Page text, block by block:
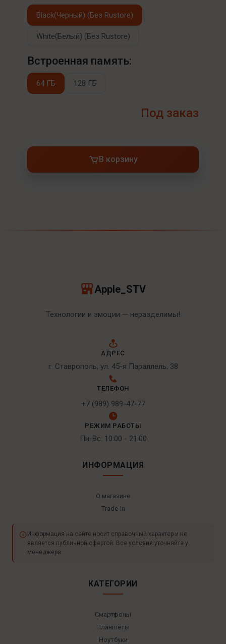
Black(Черный) (Без Rustore)
White(Белый) (Без Rustore)
Встроенная память:
64 ГБ 128 ГБ
Под заказ
В корзину
Apple_STV
Технологии и эмоции — неразделимы!
АДРЕС
г. Ставрополь, ул. 45-я Параллель, 38
ТЕЛЕФОН
+7 (989) 989-47-77
РЕЖИМ РАБОТЫ
Пн-Вс: 10:00 - 21:00
ИНФОРМАЦИЯ
О магазине
Trade-In
Информация на сайте носит справочный характер и не
является публичной офертой. Все условия уточняйте у
менеджера.
КАТЕГОРИИ
Смартфоны
Планшеты
Ноутбуки